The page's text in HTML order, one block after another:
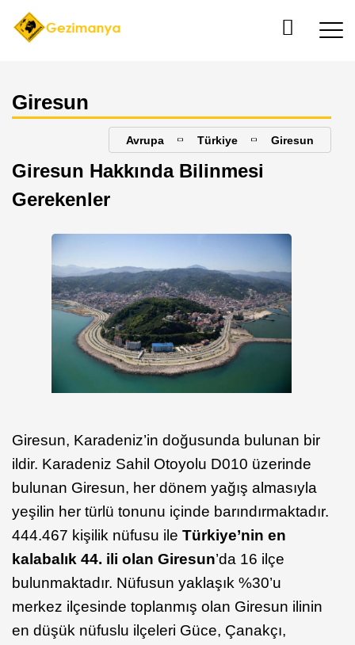
Giresun
Avrupa Türkiye Giresun
Giresun Hakkında Bilinmesi
Gerekenler
Giresun, Karadeniz’in doğusunda bulunan bir
ildir. Karadeniz Sahil Otoyolu D010 üzerinde
bulunan Giresun, her dönem yağış almasıyla
yeşilin her türlü tonunu içinde barındırmaktadır.
444.467 kişilik nüfusu ile Türkiye’nin en
kalabalık 44. ili olan Giresun’da 16 ilçe
bulunmaktadır. Nüfusun yaklaşık %30’u
merkez ilçesinde toplanmış olan Giresun ilinin
en düşük nüfuslu ilçeleri Güce, Çanakçı,